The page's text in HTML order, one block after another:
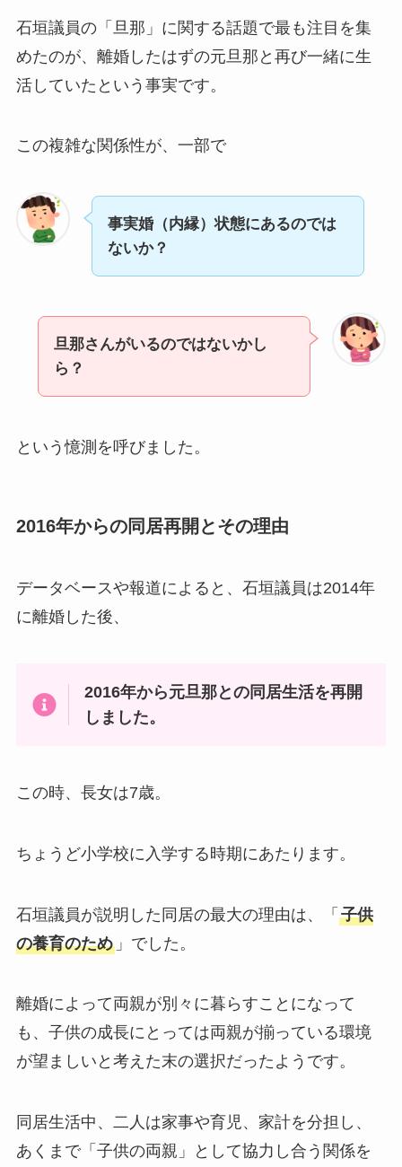
石垣議員の「旦那」に関する話題で最も注目を集
めたのが、離婚したはずの元旦那と再び一緒に生
活していたという事実です。
この複雑な関係性が、一部で
事実婚（内縁）状態にあるのでは
ないか？
旦那さんがいるのではないかし
ら？
という憶測を呼びました。
2016年からの同居再開とその理由
データベースや報道によると、石垣議員は2014年
に離婚した後、
2016年から元旦那との同居生活を再開
しました。
この時、長女は7歳。
ちょうど小学校に入学する時期にあたります。
石垣議員が説明した同居の最大の理由は、「 子供
の養育のため」でした。
離婚によって両親が別々に暮らすことになって
も、子供の成長にとっては両親が揃っている環境
が望ましいと考えた末の選択だったようです。
同居生活中、二人は家事や育児、家計を分担し、
あくまで「子供の両親」として協力し合う関係を